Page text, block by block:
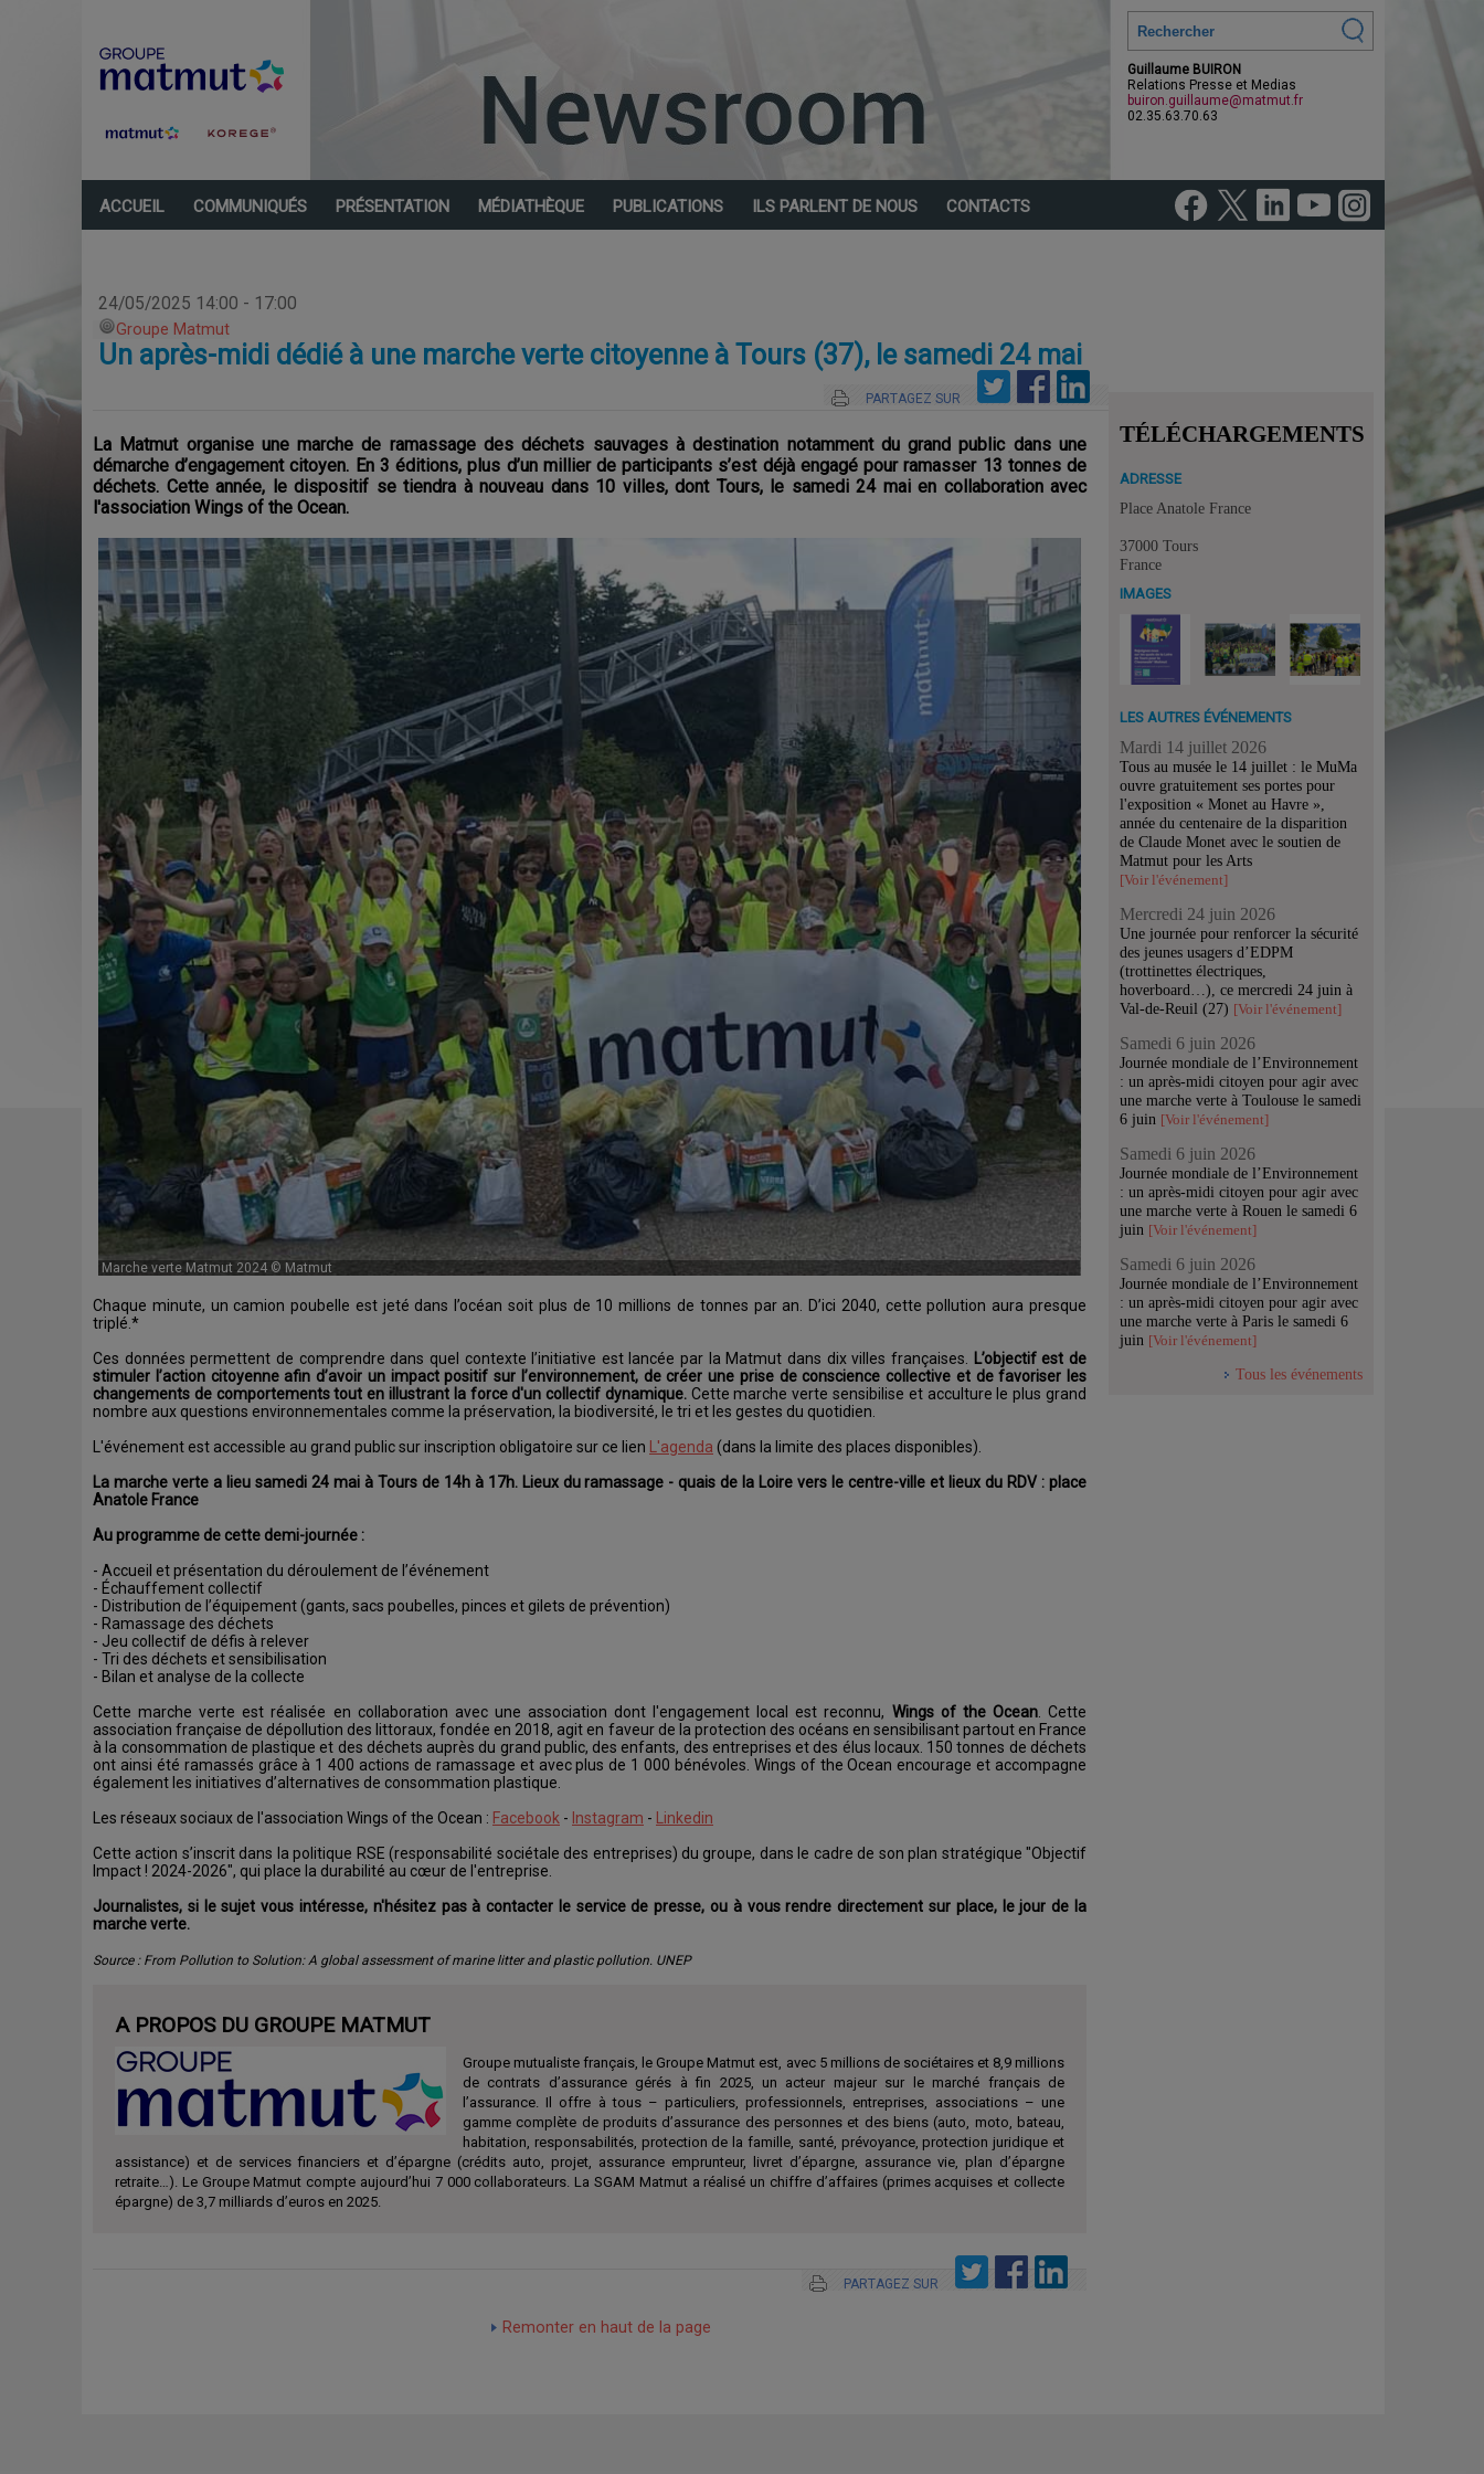
ACCUEIL COMMUNIQUÉS PRÉSENTATION MÉDIATHÈQUE PUBLICATIONS ILS PARLENT DE NOUS CONTACTS
Guillaume BUIRON
Relations Presse et Medias
buiron.guillaume@matmut.fr
02.35.63.70.63
24/05/2025 14:00 - 17:00
Groupe Matmut
Un après-midi dédié à une marche verte citoyenne à Tours (37), le samedi 24 mai
PARTAGEZ SUR
La Matmut organise une marche de ramassage des déchets sauvages à destination notamment du grand public dans une
démarche d’engagement citoyen. En 3 éditions, plus d’un millier de participants s’est déjà engagé pour ramasser 13 tonnes de
déchets. Cette année, le dispositif se tiendra à nouveau dans 10 villes, dont Tours, le samedi 24 mai en collaboration avec
l'association Wings of the Ocean.
Marche verte Matmut 2024 © Matmut
Chaque minute, un camion poubelle est jeté dans l’océan soit plus de 10 millions de tonnes par an. D’ici 2040, cette pollution aura presque
triplé.*
Ces données permettent de comprendre dans quel contexte l’initiative est lancée par la Matmut dans dix villes françaises. L’objectif est de
stimuler l’action citoyenne afin d’avoir un impact positif sur l’environnement, de créer une prise de conscience collective et de favoriser les
changements de comportements tout en illustrant la force d'un collectif dynamique. Cette marche verte sensibilise et acculture le plus grand
nombre aux questions environnementales comme la préservation, la biodiversité, le tri et les gestes du quotidien.
L'événement est accessible au grand public sur inscription obligatoire sur ce lien L'agenda (dans la limite des places disponibles).
La marche verte a lieu samedi 24 mai à Tours de 14h à 17h. Lieux du ramassage - quais de la Loire vers le centre-ville et lieux du RDV : place
Anatole France
Au programme de cette demi-journée :
- Accueil et présentation du déroulement de l’événement
- Échauffement collectif
- Distribution de l’équipement (gants, sacs poubelles, pinces et gilets de prévention)
- Ramassage des déchets
- Jeu collectif de défis à relever
- Tri des déchets et sensibilisation
- Bilan et analyse de la collecte
Cette marche verte est réalisée en collaboration avec une association dont l'engagement local est reconnu, Wings of the Ocean. Cette
association française de dépollution des littoraux, fondée en 2018, agit en faveur de la protection des océans en sensibilisant partout en France
à la consommation de plastique et des déchets auprès du grand public, des enfants, des entreprises et des élus locaux. 150 tonnes de déchets
ont ainsi été ramassés grâce à 1 400 actions de ramassage et avec plus de 1 000 bénévoles. Wings of the Ocean encourage et accompagne
également les initiatives d’alternatives de consommation plastique.
Les réseaux sociaux de l'association Wings of the Ocean : Facebook - Instagram - Linkedin
Cette action s’inscrit dans la politique RSE (responsabilité sociétale des entreprises) du groupe, dans le cadre de son plan stratégique "Objectif
Impact ! 2024-2026", qui place la durabilité au cœur de l'entreprise.
Journalistes, si le sujet vous intéresse, n'hésitez pas à contacter le service de presse, ou à vous rendre directement sur place, le jour de la
marche verte.
Source : From Pollution to Solution: A global assessment of marine litter and plastic pollution. UNEP
A PROPOS DU GROUPE MATMUT
Groupe mutualiste français, le Groupe Matmut est, avec 5 millions de sociétaires et 8,9 millions
de contrats d’assurance gérés à fin 2025, un acteur majeur sur le marché français de
l’assurance. Il offre à tous – particuliers, professionnels, entreprises, associations – une
gamme complète de produits d’assurance des personnes et des biens (auto, moto, bateau,
habitation, responsabilités, protection de la famille, santé, prévoyance, protection juridique et
assistance) et de services financiers et d’épargne (crédits auto, projet, assurance emprunteur, livret d’épargne, assurance vie, plan d’épargne
retraite…). Le Groupe Matmut compte aujourd’hui 7 000 collaborateurs. La SGAM Matmut a réalisé un chiffre d’affaires (primes acquises et collecte
épargne) de 3,7 milliards d’euros en 2025.
PARTAGEZ SUR
Remonter en haut de la page
TÉLÉCHARGEMENTS
ADRESSE
Place Anatole France
37000 Tours
France
IMAGES
LES AUTRES ÉVÉNEMENTS
Mardi 14 juillet 2026
Tous au musée le 14 juillet : le MuMa
ouvre gratuitement ses portes pour
l'exposition « Monet au Havre »,
année du centenaire de la disparition
de Claude Monet avec le soutien de
Matmut pour les Arts
[Voir l'événement]
Mercredi 24 juin 2026
Une journée pour renforcer la sécurité
des jeunes usagers d’EDPM
(trottinettes électriques,
hoverboard…), ce mercredi 24 juin à
Val-de-Reuil (27) [Voir l'événement]
Samedi 6 juin 2026
Journée mondiale de l’Environnement
: un après-midi citoyen pour agir avec
une marche verte à Toulouse le samedi
6 juin [Voir l'événement]
Samedi 6 juin 2026
Journée mondiale de l’Environnement
: un après-midi citoyen pour agir avec
une marche verte à Rouen le samedi 6
juin [Voir l'événement]
Samedi 6 juin 2026
Journée mondiale de l’Environnement
: un après-midi citoyen pour agir avec
une marche verte à Paris le samedi 6
juin [Voir l'événement]
Tous les événements